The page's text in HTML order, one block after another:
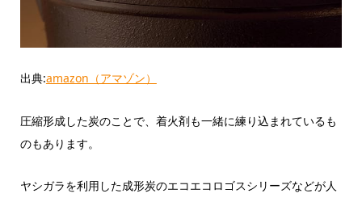
出典:amazon（アマゾン）
圧縮形成した炭のことで、着火剤も一緒に練り込まれているも
のもあります。
ヤシガラを利用した成形炭のエコエコロゴスシリーズなどが人